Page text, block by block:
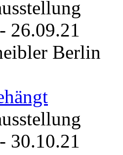
- 26.09.21
Berlin
- 30.10.21